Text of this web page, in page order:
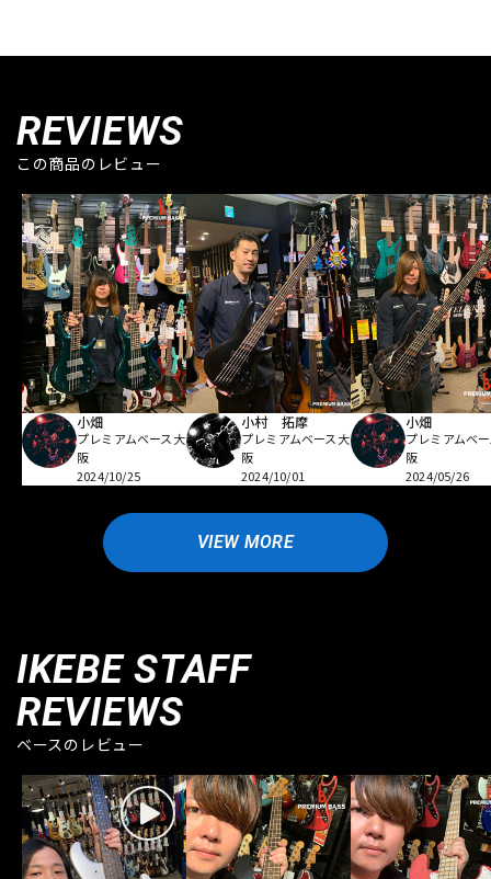
REVIEWS
この商品のレビュー
小畑
プレミアムベース大
阪
2024/10/25
小村 拓摩
プレミアムベース大
阪
2024/10/01
小畑
プレミアムベ
阪
2024/05/26
VIEW MORE
IKEBE STAFF
REVIEWS
ベースのレビュー